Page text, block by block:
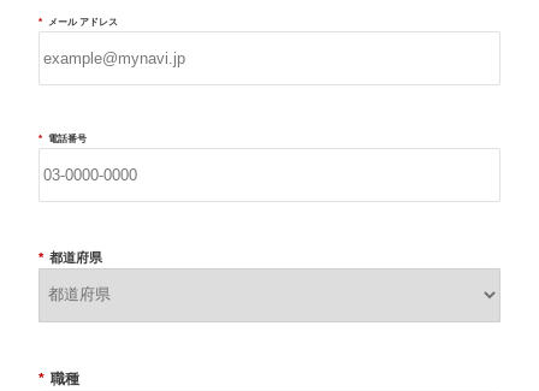
* メール アドレス
* 電話番号
* 都道府県
* 職種